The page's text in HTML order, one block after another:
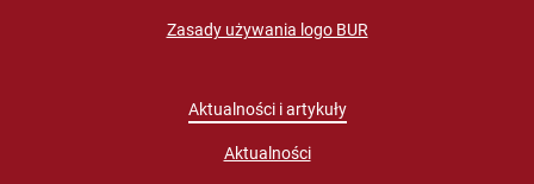
Zasady używania logo BUR
Aktualności i artykuły
Aktualności